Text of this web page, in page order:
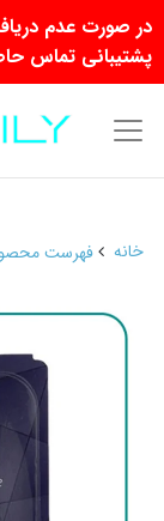
در صورت عدم
پشتیبانی تماس
خانه فهرست